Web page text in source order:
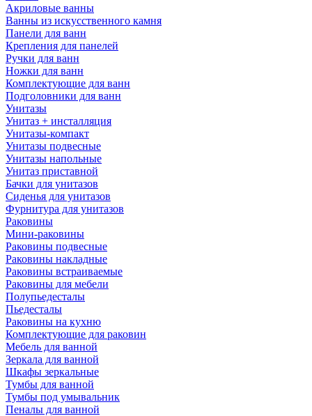
Акриловые ванны
Ванны из искусственного камня
Панели для ванн
Крепления для панелей
Ручки для ванн
Ножки для ванн
Комплектующие для ванн
Подголовники для ванн
Унитазы
Унитаз + инсталляция
Унитазы-компакт
Унитазы подвесные
Унитазы напольные
Унитаз приставной
Бачки для унитазов
Сиденья для унитазов
Фурнитура для унитазов
Раковины
Мини-раковины
Раковины подвесные
Раковины накладные
Раковины встраиваемые
Раковины для мебели
Полупьедесталы
Пьедесталы
Раковины на кухню
Комплектующие для раковин
Мебель для ванной
Зеркала для ванной
Шкафы зеркальные
Тумбы для ванной
Тумбы под умывальник
Пеналы для ванной